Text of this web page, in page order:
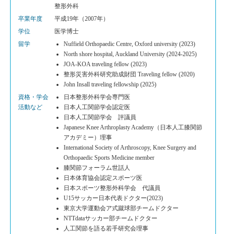
整形外科
卒業年度
平成19年（2007年）
学位
医学博士
留学
Nuffield Orthopaedic Centre, Oxford university (2023)
North shore hospital, Auckland University (2024-2025)
JOA-KOA traveling fellow (2023)
整形災害外科研究助成財団 Traveling fellow (2020)
John Insall traveling fellowship (2025)
資格・学会
活動など
日本整形外科学会専門医
日本人工関節学会認定医
日本人工関節学会 評議員
Japanese Knee Arthroplasty Academy（日本人工膝関節
アカデミー）理事
International Society of Arthroscopy, Knee Surgery and
Orthopaedic Sports Medicine member
膝関節フォーラム世話人
日本体育協会認定スポーツ医
日本スポーツ整形外科学会 代議員
U15サッカー日本代表ドクター(2023)
東京大学運動会ア式蹴球部チームドクター
NTTdataサッカー部チームドクター
人工関節を語る若手研究会理事